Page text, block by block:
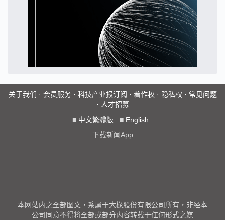
关于我们 · 会员服务· 科技产业报订阅 · 着作权 · 隐私权 · 常见问题
· 人才招募
■ 中文繁體版 ■ English
下载新闻App
本网站内之全部图文，系属于大椽股份有限公司所有，非经本
公司同意不得将全部或部分内容转载于任何形式之媒